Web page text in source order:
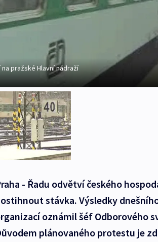
pražské Hlavní nádraží
- Řadu odvětví českého
stávka. Výsledky
oznámil šéf Odborového
plánovaného protestu je